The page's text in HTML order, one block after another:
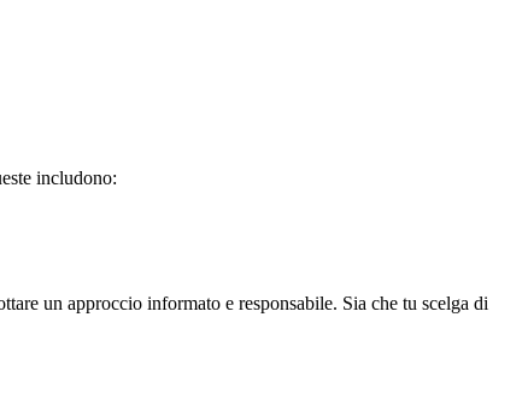
includono:
un approccio informato e responsabile. Sia che tu scelga di